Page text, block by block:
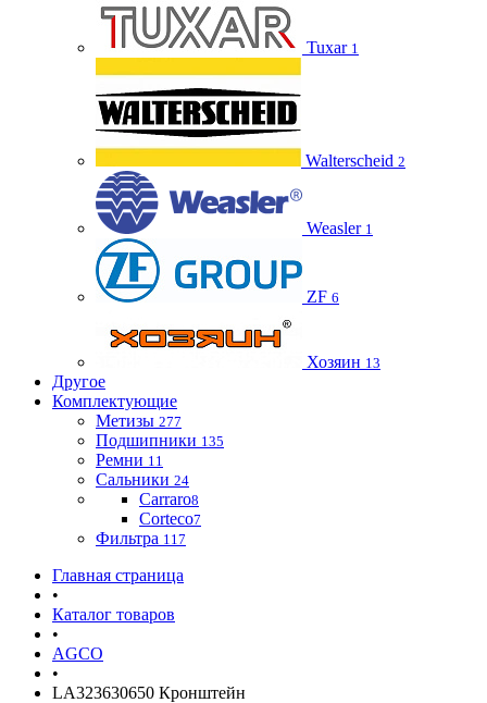
Tuxar 1
Walterscheid 2
Weasler 1
ZF 6
Хозяин 13
Другое
Комплектующие
Метизы 277
Подшипники 135
Ремни 11
Сальники 24
Carraro8
Corteco7
Фильтра 117
Главная страница
•
Каталог товаров
•
AGCO
•
LA323630650 Кронштейн